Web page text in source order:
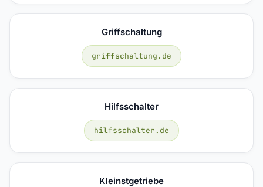
Griffschaltung
griffschaltung.de
Hilfsschalter
hilfsschalter.de
Kleinstgetriebe